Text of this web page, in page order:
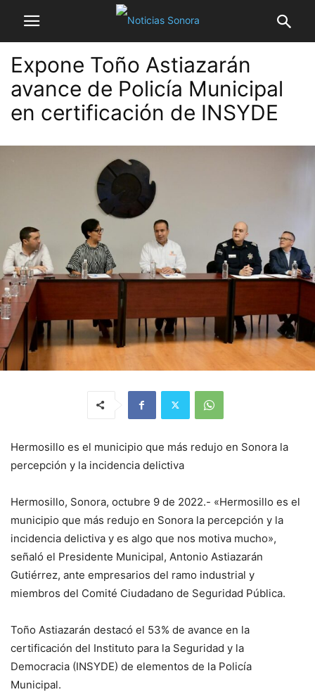
Expone Toño Astiazarán
avance de Policía Municipal
en certificación de INSYDE
Hermosillo es el municipio que más redujo en Sonora la
percepción y la incidencia delictiva
Hermosillo, Sonora, octubre 9 de 2022.- «Hermosillo es el
municipio que más redujo en Sonora la percepción y la
incidencia delictiva y es algo que nos motiva mucho»,
señaló el Presidente Municipal, Antonio Astiazarán
Gutiérrez, ante empresarios del ramo industrial y
miembros del Comité Ciudadano de Seguridad Pública.
Toño Astiazarán destacó el 53% de avance en la
certificación del Instituto para la Seguridad y la
Democracia (INSYDE) de elementos de la Policía
Municipal.